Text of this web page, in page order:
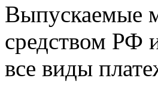
Выпускаемые
средством РФ
все виды